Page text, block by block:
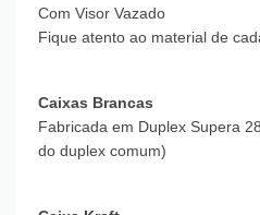
Com Visor Vazado
Fique atento ao material de
Caixas Brancas
Fabricada em Duplex Supera
do duplex comum)